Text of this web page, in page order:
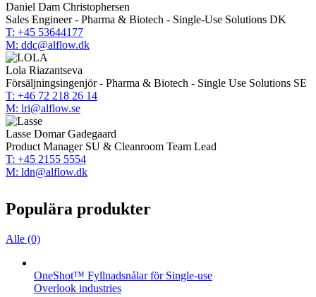
Daniel Dam Christophersen
Sales Engineer - Pharma & Biotech - Single-Use Solutions DK
T: +45 53644177
M: ddc@alflow.dk
Lola Riazantseva
Försäljningsingenjör - Pharma & Biotech - Single Use Solutions SE
T: +46 72 218 26 14
M: lri@alflow.se
Lasse Domar Gadegaard
Product Manager SU & Cleanroom Team Lead
T: +45 2155 5554
M: ldn@alflow.dk
Populära produkter
Alle (0)
OneShot™ Fyllnadsnålar för Single-use
Overlook industries